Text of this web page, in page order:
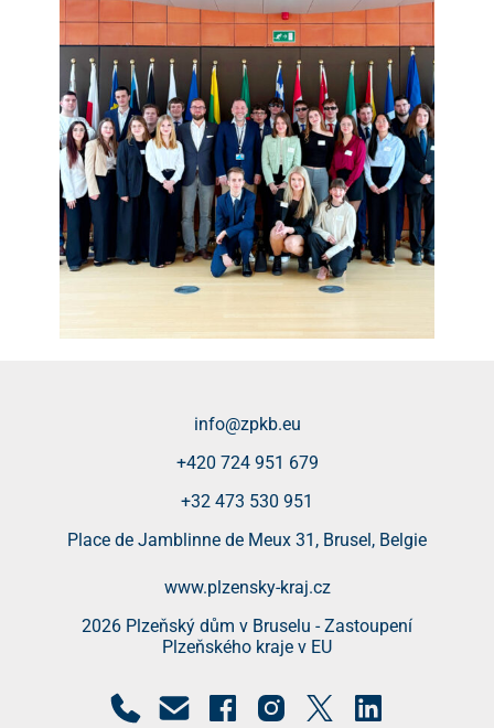
info@zpkb.eu
+420 724 951 679
+32 473 530 951
Place de Jamblinne de Meux 31, Brusel, Belgie
www.plzensky-kraj.cz
2026 Plzeňský dům v Bruselu - Zastoupení
Plzeňského kraje v EU